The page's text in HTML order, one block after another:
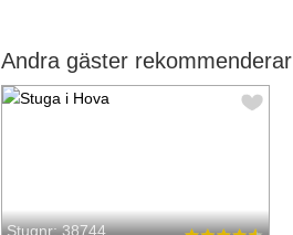
Andra gäster
Stugnr: 38744